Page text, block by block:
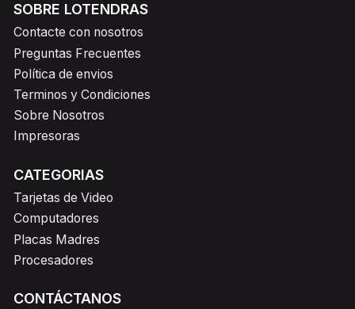
SOBRE LOTENDRAS
Contacte con nosotros
Preguntas Frecuentes
Política de envios
Terminos y Condiciones
Sobre Nosotros
Impresoras
CATEGORIAS
Tarjetas de Video
Computadores
Placas Madres
Procesadores
CONTÁCTANOS